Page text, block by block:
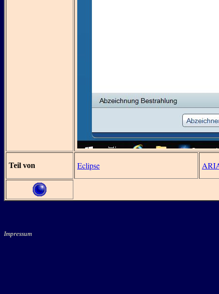
Teil von Eclipse
Impressum